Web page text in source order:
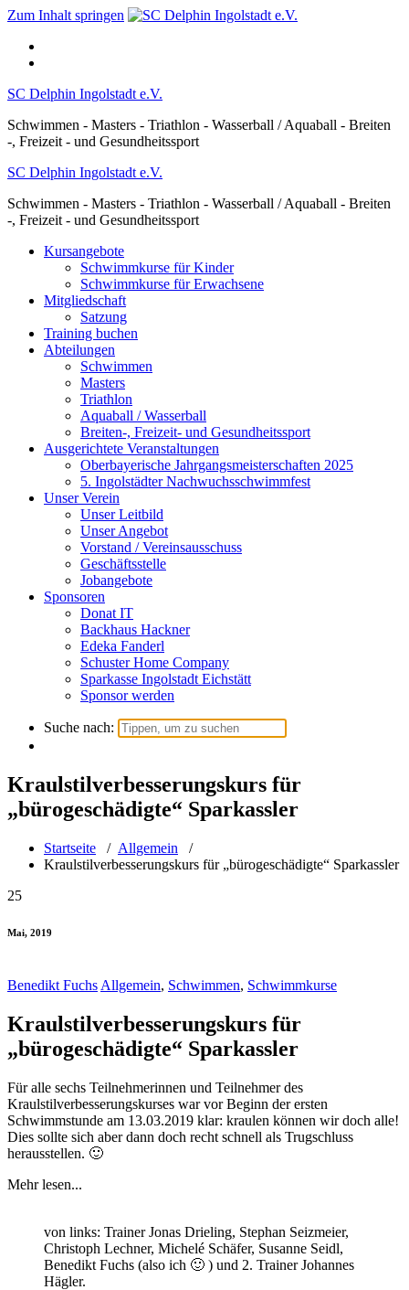
Zum Inhalt springen
SC Delphin Ingolstadt e.V.
Schwimmen - Masters - Triathlon - Wasserball / Aquaball - Breiten
-, Freizeit - und Gesundheitssport
SC Delphin Ingolstadt e.V.
Schwimmen - Masters - Triathlon - Wasserball / Aquaball - Breiten
-, Freizeit - und Gesundheitssport
Kursangebote
Schwimmkurse für Kinder
Schwimmkurse für Erwachsene
Mitgliedschaft
Satzung
Training buchen
Abteilungen
Schwimmen
Masters
Triathlon
Aquaball / Wasserball
Breiten-, Freizeit- und Gesundheitssport
Ausgerichtete Veranstaltungen
Oberbayerische Jahrgangsmeisterschaften 2025
5. Ingolstädter Nachwuchsschwimmfest
Unser Verein
Unser Leitbild
Unser Angebot
Vorstand / Vereinsausschuss
Geschäftsstelle
Jobangebote
Sponsoren
Donat IT
Backhaus Hackner
Edeka Fanderl
Schuster Home Company
Sparkasse Ingolstadt Eichstätt
Sponsor werden
Suche nach:
Kraulstilverbesserungskurs für
„bürogeschädigte“ Sparkassler
Startseite / Allgemein /
Kraulstilverbesserungskurs für „bürogeschädigte“ Sparkassler
25
Mai, 2019
Benedikt Fuchs Allgemein, Schwimmen, Schwimmkurse
Kraulstilverbesserungskurs für
„bürogeschädigte“ Sparkassler
Für alle sechs Teilnehmerinnen und Teilnehmer des
Kraulstilverbesserungskurses war vor Beginn der ersten
Schwimmstunde am 13.03.2019 klar: kraulen können wir doch alle!
Dies sollte sich aber dann doch recht schnell als Trugschluss
herausstellen. 🙂
Mehr lesen...
von links: Trainer Jonas Drieling, Stephan Seizmeier,
Christoph Lechner, Michelé Schäfer, Susanne Seidl,
Benedikt Fuchs (also ich 🙂 ) und 2. Trainer Johannes
Hägler.